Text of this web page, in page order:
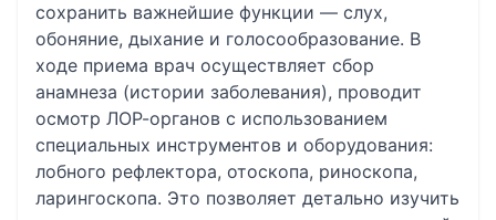
сохранить важнейшие функции — слух,
обоняние, дыхание и голосообразование. В
ходе приема врач осуществляет сбор
анамнеза (истории заболевания), проводит
осмотр ЛОР-органов с использованием
специальных инструментов и оборудования:
лобного рефлектора, отоскопа, риноскопа,
ларингоскопа. Это позволяет детально изучить